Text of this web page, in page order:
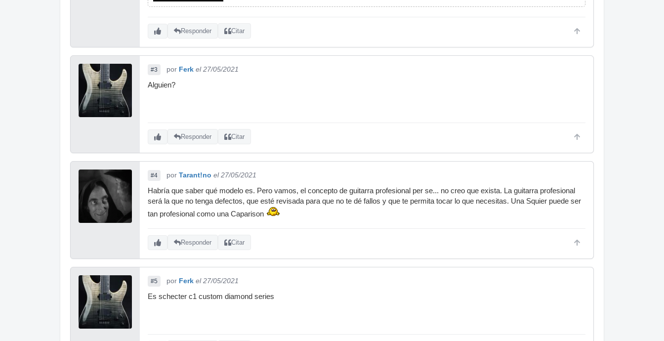
Responder Citar
#3 por Ferk el 27/05/2021
Alguien?
Responder Citar
#4 por Tarant!no el 27/05/2021
Habría que saber qué modelo es. Pero vamos, el concepto de guitarra profesional per se... no creo que exista. La guitarra profesional
será la que no tenga defectos, que esté revisada para que no te dé fallos y que te permita tocar lo que necesitas. Una Squier puede ser
tan profesional como una Caparison
Responder Citar
#5 por Ferk el 27/05/2021
Es schecter c1 custom diamond series